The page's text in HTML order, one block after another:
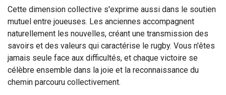
Cette dimension collective s'exprime aussi dans le soutien
mutuel entre joueuses. Les anciennes accompagnent
naturellement les nouvelles, créant une transmission des
savoirs et des valeurs qui caractérise le rugby. Vous n'êtes
jamais seule face aux difficultés, et chaque victoire se
célèbre ensemble dans la joie et la reconnaissance du
chemin parcouru collectivement.